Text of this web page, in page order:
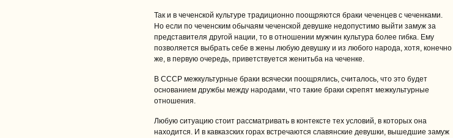
Так и в чеченской культуре традиционно поощряются браки чеченцев с чеченками.
Но если по чеченским обычаям чеченской девушке недопустимо выйти замуж за
представителя другой нации, то в отношении мужчин культура более гибка. Ему
позволяется выбрать себе в жены любую девушку и из любого народа, хотя, конечно
же, в первую очередь, приветствуется женитьба на чеченке.
В СССР межкультурные браки всячески поощрялись, считалось, что это будет
основанием дружбы между народами, что такие браки скрепят межкультурные
отношения.
Любую ситуацию стоит рассматривать в контексте тех условий, в которых она
находится. И в кавказских горах встречаются славянские девушки, вышедшие замуж